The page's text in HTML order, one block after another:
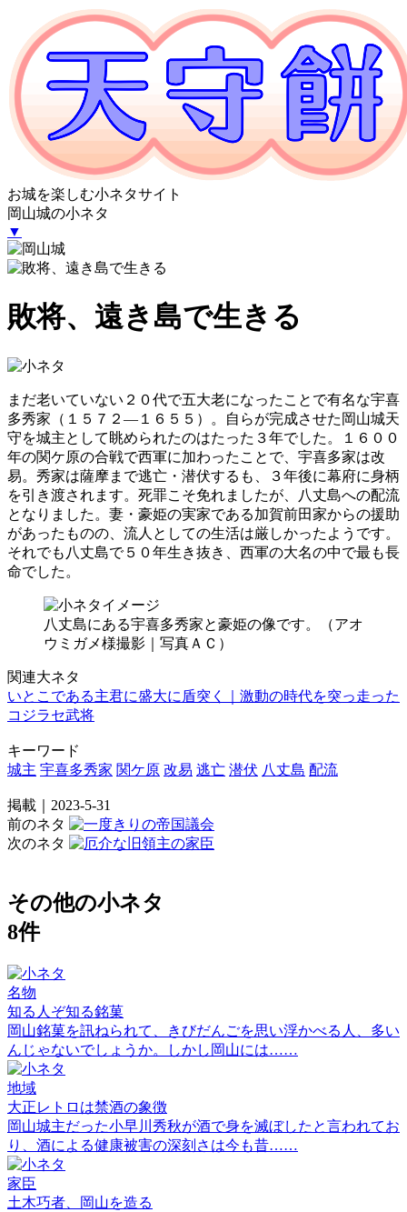
お城を楽しむ小ネタサイト
岡山城の小ネタ
▼
敗将、遠き島で生きる
まだ老いていない２０代で五大老になったことで有名な宇喜
多秀家（１５７２―１６５５）。自らが完成させた岡山城天
守を城主として眺められたのはたった３年でした。１６００
年の関ケ原の合戦で西軍に加わったことで、宇喜多家は改
易。秀家は薩摩まで逃亡・潜伏するも、３年後に幕府に身柄
を引き渡されます。死罪こそ免れましたが、八丈島への配流
となりました。妻・豪姫の実家である加賀前田家からの援助
があったものの、流人としての生活は厳しかったようです。
それでも八丈島で５０年生き抜き、西軍の大名の中で最も長
命でした。
八丈島にある宇喜多秀家と豪姫の像です。（アオ
ウミガメ様撮影｜写真ＡＣ）
関連大ネタ
いとこである主君に盛大に盾突く｜激動の時代を突っ走った
コジラセ武将
キーワード
城主 宇喜多秀家 関ケ原 改易 逃亡 潜伏 八丈島 配流
掲載｜2023-5-31
前のネタ
次のネタ
その他の小ネタ
8件
名物
知る人ぞ知る銘菓
岡山銘菓を訊ねられて、きびだんごを思い浮かべる人、多い
んじゃないでしょうか。しかし岡山には……
地域
大正レトロは禁酒の象徴
岡山城主だった小早川秀秋が酒で身を滅ぼしたと言われてお
り、酒による健康被害の深刻さは今も昔……
家臣
土木巧者、岡山を造る